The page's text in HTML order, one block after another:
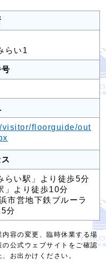
らい1
visitor/floorguide/out
らい駅」より徒歩5分
」より徒歩10分
市営地下鉄ブルーラ
分
容の変更、臨時休業する場
公式ウェブサイトをご確認
お出かけください。